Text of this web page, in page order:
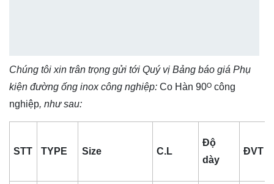
Chúng tôi xin trân trọng gửi tới Quý vị Bảng báo giá Phụ
kiện đường ống inox công nghiệp: Co Hàn 90ᴼ công
nghiệp, như sau:
STT TYPE Size C.L
Độ
dày
ĐVT